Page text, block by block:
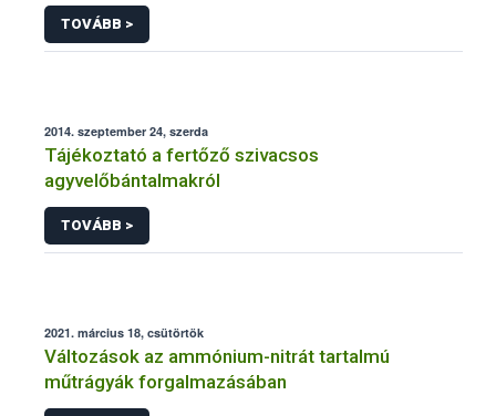
TOVÁBB >
2014. szeptember 24, szerda
Tájékoztató a fertőző szivacsos
agyvelőbántalmakról
TOVÁBB >
2021. március 18, csütörtök
Változások az ammónium-nitrát tartalmú
műtrágyák forgalmazásában